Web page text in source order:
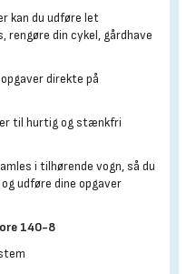
kan du udføre let
rengøre din cykel, gårdhave
direkte på
til hurtig og stænkfri
i tilhørende vogn, så du
udføre dine opgaver
140-8